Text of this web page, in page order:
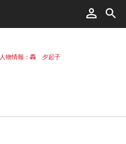
人物情報：轟 夕起子